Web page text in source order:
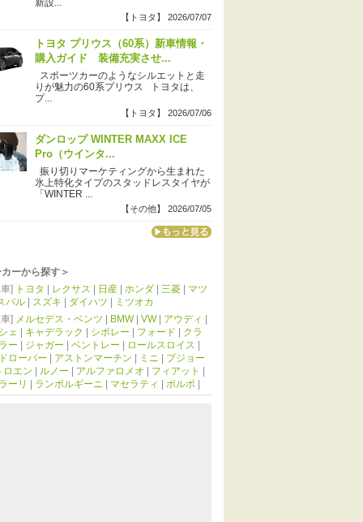
新設...
【トヨタ】 2026/07/07
トヨタ プリウス（60系）新車情報・
購入ガイド 装備充実させ...
スポーツカーのようなシルエットと走
りが魅力の60系プリウス トヨタは、
プ...
【トヨタ】 2026/07/06
ダンロップ WINTER MAXX ICE
Pro（ウインタ...
振り切りマーケティングから生まれた
氷上特化タイプのスタッドレスタイヤが
「WINTER ...
【その他】 2026/07/05
ーから探す＞
] トヨタ レクサス 日産 ホンダ 三菱
マツ
バル
スズキ ダイハツ
ミツオカ
] メルセデス・ベンツ BMW| VW| アウディ
ェ
キャデラック シボレー フォード
クラ
ー
ジャガー ベントレー ロールスロイス
ローバー
アストンマーチン ミニ
プジョー
ロエン
ルノー アルファロメオ フィアット
ーリ
ランボルギーニ マセラティ ボルボ